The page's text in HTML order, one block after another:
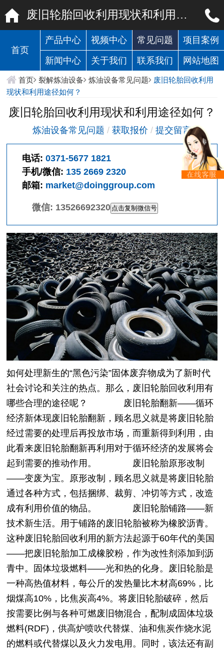
废旧轮胎回收利用现状和利用途径如何？
首页
产品中心 视频中心 常见问题 项目案例
新闻中心 关于我们 联系我们 网站地图
首页 裂解炼油设备 炼油设备常见问题
废旧轮胎回收利用
现状和利用途径如何？
废旧轮胎回收利用现状和利用途径如何？
炼油设备常见问题 / 获取报价 / 提交留言
电话:0371-5677 1821
手机/微信: 135 2669 2320
邮箱: market@doinggroup.com
微信: 13526692320 点击复制微信号
如何处理新生的“黑色污染”固体废弃物成为了新时代
社会讨论和关注的热点。那么，废旧轮胎回收利用有
哪些合理的途径呢？
废旧轮胎翻新——循环
经济新体现废旧轮胎翻新，顾名思义就是将废旧轮胎
经过需要的处理后再投放市场，而重新得到利用，由
此看来废旧轮胎翻新再利用对于循环经济的发展将会
起到需要的推动作用。
废旧轮胎原形改制
——变废为宝。原形改制，顾名思义就是将废旧轮胎
通过各种方式，包括捆绑、裁剪、冲切等方式，改造
成有利用价值的物品。
废旧轮胎铺路——新
技术新生活。用于铺路的废旧轮胎被称为橡胶沥青。
这种废旧轮胎回收利用的新方法起源于60年代的美国
——把废旧轮胎加工成橡胶粉，作为改性剂添加到沥
青中。 固体垃圾燃料——光和热的化身。废旧轮胎是
一种高热值材料，每公斤的发热量比木材高69%，比
烟煤高10%，比焦炭高4%。将废旧轮胎破碎，然后
按需要比例与各种可燃废旧物混合，配制成固体垃圾
燃料(RDF)，供高炉喷吹代替煤、油和焦炭作烧水泥
的燃料或代替煤以及火力发电用。同时，该法还有副